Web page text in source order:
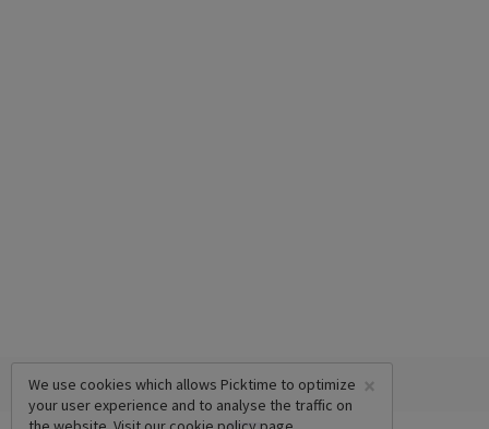
×
We use cookies which allows Picktime to optimize
your user experience and to analyse the traffic on